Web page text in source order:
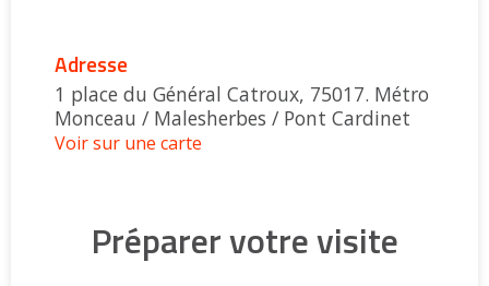
Adresse
1 place du Général Catroux, 75017. Métro
Monceau / Malesherbes / Pont Cardinet
Voir sur une carte
Préparer votre visite